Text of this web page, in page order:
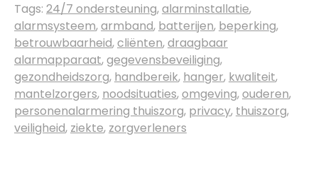
Tags: 24/7 ondersteuning,alarminstallatie,
alarmsysteem,armband, batterijen, beperking,
betrouwbaarheid,cliënten,draagbaar
alarmapparaat,gegevensbeveiliging,
gezondheidszorg, handbereik, hanger, kwaliteit,
mantelzorgers, noodsituaties,omgeving,ouderen,
personenalarmering thuiszorg, privacy, thuiszorg,
veiligheid, ziekte, zorgverleners